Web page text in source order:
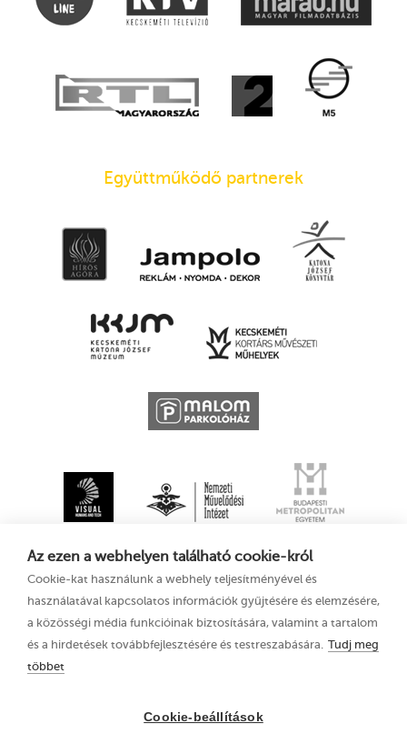
Az ezen a webhelyen található cookie-król
Cookie-kat használunk a webhely teljesítményével és
használatával kapcsolatos információk gyűjtésére és elemzésére,
a közösségi média funkcióinak biztosítására, valamint a tartalom
és a hirdetések továbbfejlesztésére és testreszabására. Tudj meg
többet
Cookie-beállítások
Együttműködő partnerek
XV. Kecskeméti
2021. augusztus 11–